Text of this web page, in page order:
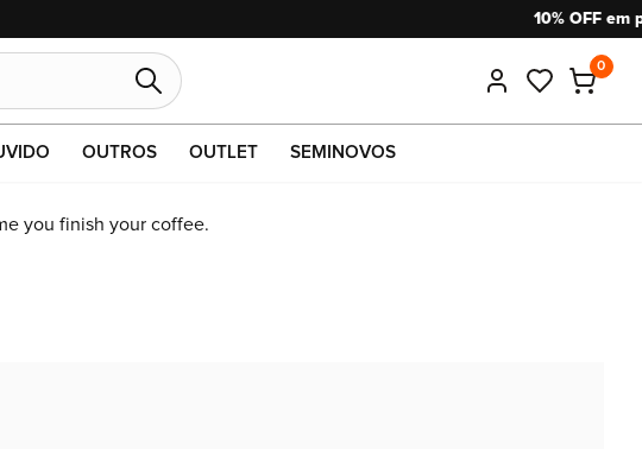
0
OUTROS OUTLET SEMINOVOS
you finish your coffee.